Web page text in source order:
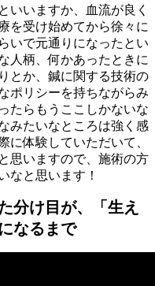
いいますか、血流が良く
を受け始めてから徐々に
いで元通りになったとい
人柄、何かあったときに
とか、鍼に関する技術の
ポリシーを持ちながらみ
たらもうここしかないな
みたいなところは強く感
に体験していただいて、
思いますので、施術の方
なと思います！
分け目が、「生え
なるまで